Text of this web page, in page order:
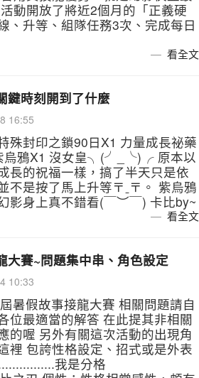
動開放了將近2個月的「正義硬
、升等、組隊任務3次、完成每日
看全文
鍵時刻開到了什麼
16:55
殊封印之鎖90日X1 力量成長祕藥
烏鴉X1 沒女皇╮(╯_╰)╭ 原本以
長的祝福一樣，搞了半天只是依
不是按了馬上升等〒ˍ〒。 紫烏鴉
影身上真不錯看(￣︶￣) 卡比by~
看全文
大賽~問題集中串、角色設定
10:33
暑假故事接龍大賽 相關問題請自
位最適當的解答 在此提其非相關
的喔 另外有關這次活動的出現角
裡 包誇性格設定、招式或是外表
我是分格